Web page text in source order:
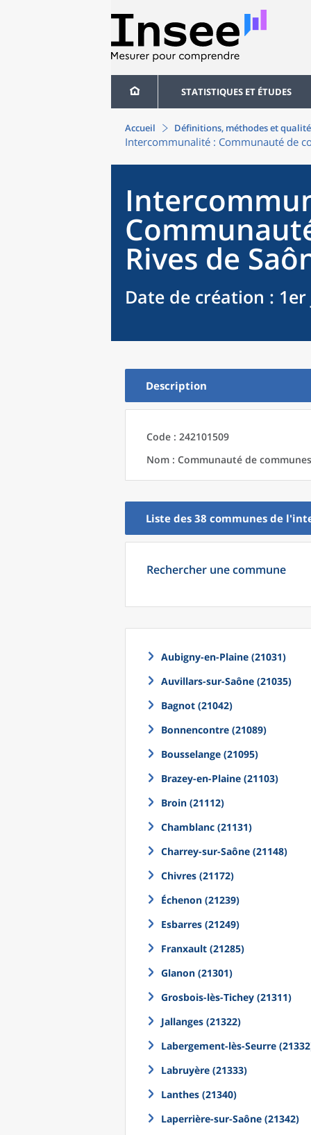
STATISTIQUES ET ÉTUDES
Accueil Définitions, méthodes et qualité
Intercommunalité : Communauté de
Rives de
Date de création :
Description
Code : 242101509
Nom : Communauté de
Liste des 38 communes de l'
Rechercher une commune
Aubigny-en-Plaine (21031)
Auvillars-sur-Saône (21035)
Bagnot (21042)
Bonnencontre (21089)
Bousselange (21095)
Brazey-en-Plaine (21103)
Broin (21112)
Chamblanc (21131)
Charrey-sur-Saône (21148)
Chivres (21172)
Échenon (21239)
Esbarres (21249)
Franxault (21285)
Glanon (21301)
Grosbois-lès-Tichey (21311)
Jallanges (21322)
Labergement-lès-Seurre
Labruyère (21333)
Lanthes (21340)
Laperrière-sur-Saône (21342)